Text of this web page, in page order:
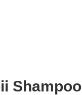
Shampoo